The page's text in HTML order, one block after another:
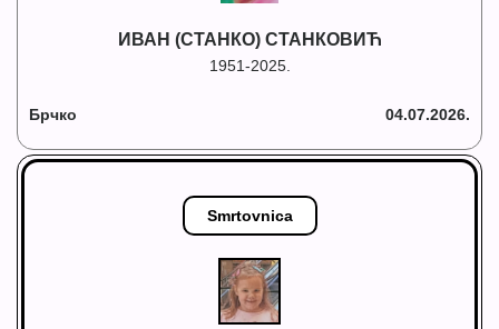
ИВАН (СТАНКО) СТАНКОВИЋ
1951-2025.
Брчко 04.07.2026.
Smrtovnica